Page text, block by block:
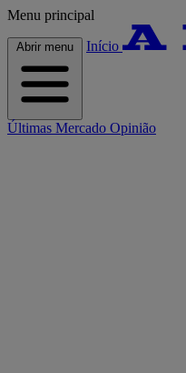
Menu principal
Abrir menu Início
Últimas Mercado Opinião